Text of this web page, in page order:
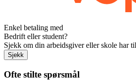
Enkel betaling med
Bedrift eller student?
Sjekk om din arbeidsgiver eller skole har
Sjekk
Ofte stilte spørsmål